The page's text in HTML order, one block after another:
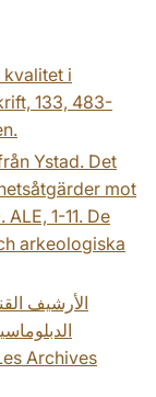
kvalitet i
133, 483-
Ystad. Det
mot
1-11. De
arkeologiska